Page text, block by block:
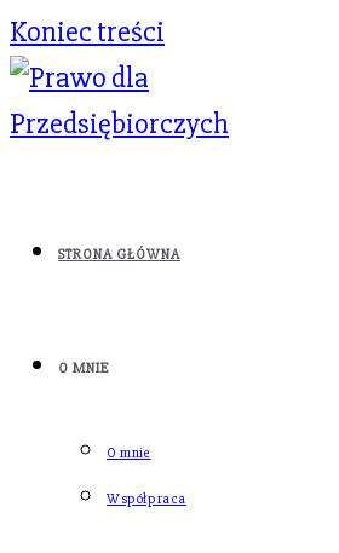
Koniec treści
STRONA GŁÓWNA
O MNIE
O mnie
Współpraca